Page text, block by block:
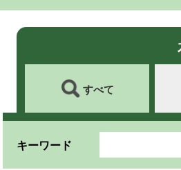
すべて
キーワード